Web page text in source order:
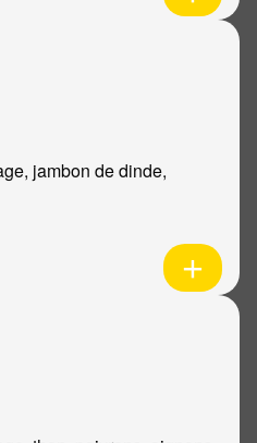
jambon de dinde,